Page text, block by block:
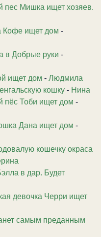
пес Мишка ищет хозяев.
Кофе ищет дом -
в Добрые руки -
ищет дом - Людмила
кошку - Нина
пёс Тоби ищет дом -
Дана ищет дом -
кошечку окраса
в дар. Будет
девочка Черри ищет
самым преданным